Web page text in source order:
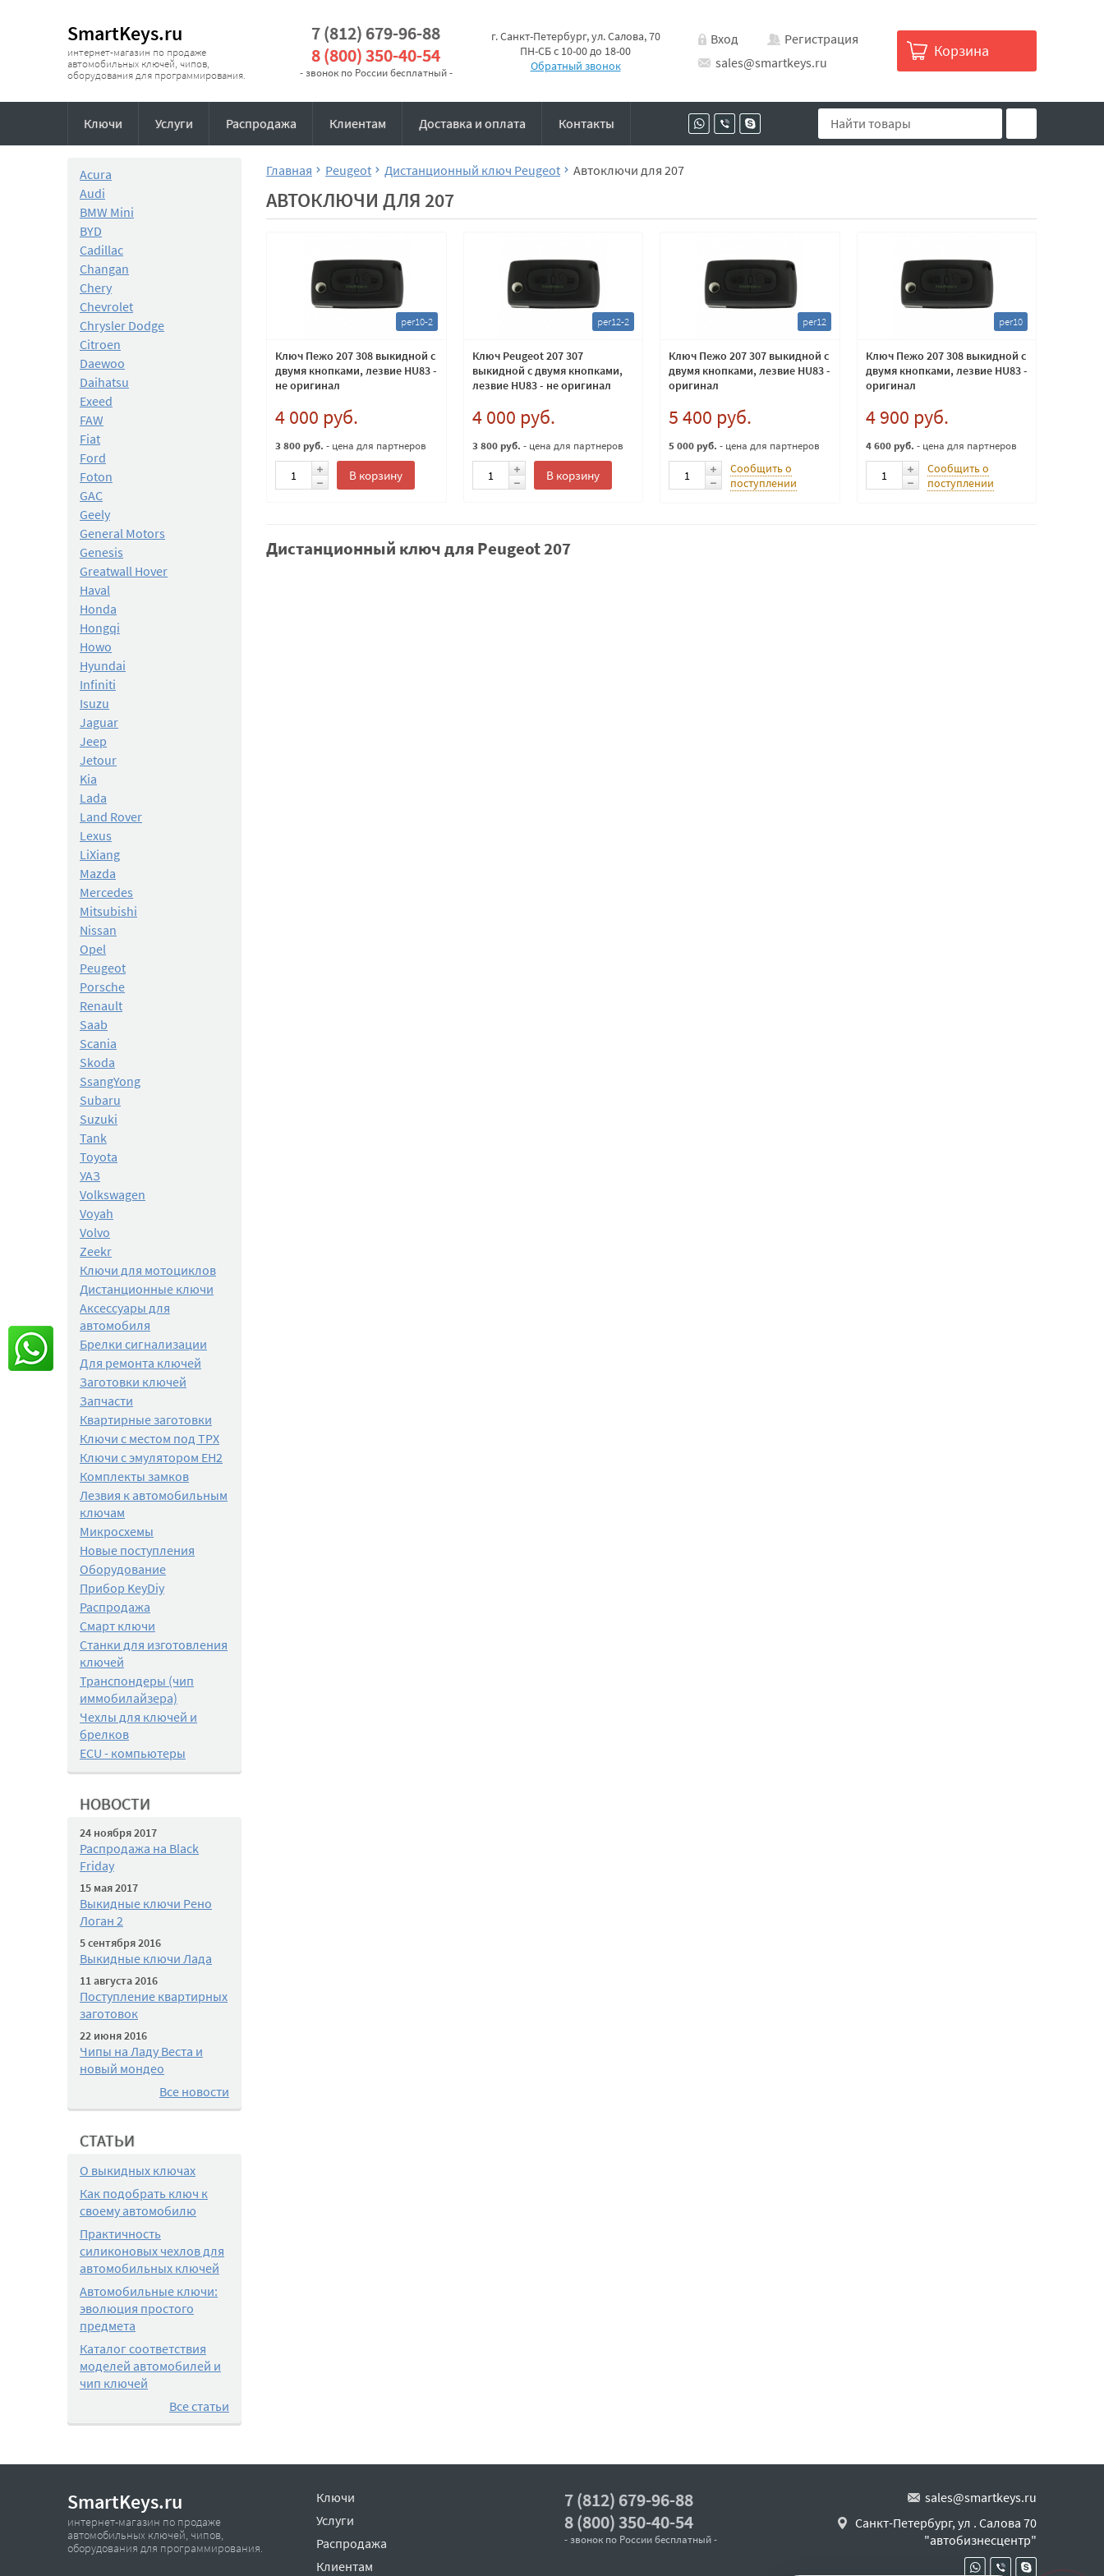
SmartKeys.ru
интернет-магазин по продаже
автомобильных ключей, чипов,
оборудования для программирования.
7 (812) 679-96-88
8 (800) 350-40-54
- звонок по России бесплатный -
г. Санкт-Петербург, ул. Салова, 70
ПН-СБ с 10-00 до 18-00
Обратный звонок
Вход
Регистрация
sales@smartkeys.ru
Корзина
Ключи Услуги Распродажа Клиентам Доставка и оплата Контакты
Acura
Audi
BMW Mini
BYD
Cadillac
Changan
Chery
Chevrolet
Chrysler Dodge
Citroen
Daewoo
Daihatsu
Exeed
FAW
Fiat
Ford
Foton
GAC
Geely
General Motors
Genesis
Greatwall Hover
Haval
Honda
Hongqi
Howo
Hyundai
Infiniti
Isuzu
Jaguar
Jeep
Jetour
Kia
Lada
Land Rover
Lexus
LiXiang
Mazda
Mercedes
Mitsubishi
Nissan
Opel
Peugeot
Porsche
Renault
Saab
Scania
Skoda
SsangYong
Subaru
Suzuki
Tank
Toyota
УАЗ
Volkswagen
Voyah
Volvo
Zeekr
Ключи для мотоциклов
Дистанционные ключи
Аксессуары для
автомобиля
Брелки сигнализации
Для ремонта ключей
Заготовки ключей
Запчасти
Квартирные заготовки
Ключи с местом под TPX
Ключи с эмулятором EH2
Комплекты замков
Лезвия к автомобильным
ключам
Микросхемы
Новые поступления
Оборудование
Прибор KeyDiy
Распродажа
Смарт ключи
Станки для изготовления
ключей
Транспондеры (чип
иммобилайзера)
Чехлы для ключей и
брелков
ECU - компьютеры
НОВОСТИ
24 ноября 2017
Распродажа на Black
Friday
15 мая 2017
Выкидные ключи Рено
Логан 2
5 сентября 2016
Выкидные ключи Лада
11 августа 2016
Поступление квартирных
заготовок
22 июня 2016
Чипы на Ладу Веста и
новый мондео
Все новости
СТАТЬИ
О выкидных ключах
Как подобрать ключ к
своему автомобилю
Практичность
силиконовых чехлов для
автомобильных ключей
Автомобильные ключи:
эволюция простого
предмета
Каталог соответствия
моделей автомобилей и
чип ключей
Все статьи
Главная Peugeot Дистанционный ключ Peugeot Автоключи для 207
АВТОКЛЮЧИ ДЛЯ 207
per10-2
Ключ Пежо 207 308 выкидной с
двумя кнопками, лезвие HU83 -
не оригинал
4 000 руб.
3 800 руб. - цена для партнеров
В корзину
per12-2
Ключ Peugeot 207 307
выкидной с двумя кнопками,
лезвие HU83 - не оригинал
4 000 руб.
3 800 руб. - цена для партнеров
В корзину
per12
Ключ Пежо 207 307 выкидной с
двумя кнопками, лезвие HU83 -
оригинал
5 400 руб.
5 000 руб. - цена для партнеров
Сообщить о
поступлении
per10
Ключ Пежо 207 308 выкидной с
двумя кнопками, лезвие HU83 -
оригинал
4 900 руб.
4 600 руб. - цена для партнеров
Сообщить о
поступлении
Дистанционный ключ для Peugeot 207
SmartKeys.ru
интернет-магазин по продаже
автомобильных ключей, чипов,
оборудования для программирования.
Ключи
Услуги
Распродажа
Клиентам
7 (812) 679-96-88
8 (800) 350-40-54
- звонок по России бесплатный -
sales@smartkeys.ru
Санкт-Петербург, ул . Салова 70
"автобизнесцентр"